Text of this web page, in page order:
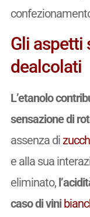
Gli aspetti
dealcolati
L’etanolo
sensazione di
assenza di
e alla sua
eliminato,
caso di vini